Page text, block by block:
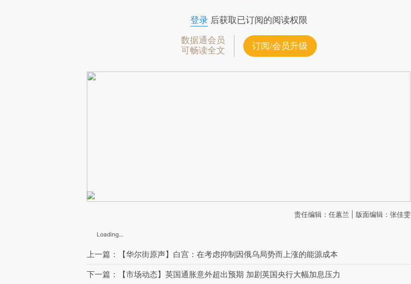
登录后获取已订阅的阅读权限
数据通会员
可畅读全文
订阅/会员升级
责任编辑：任蕙兰 | 版面编辑：张佳雯
Loading...
上一篇：【华尔街原声】白宫：在考虑抑制因俄乌局势而上涨的能源成本
下一篇：【市场动态】英国通胀意外超出预期 加剧英国央行大幅加息压力